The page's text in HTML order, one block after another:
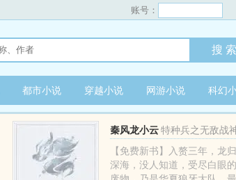
账号：
都市小说 穿越小说 网游小说 科幻
特种兵之无敌战
秦风龙小云
【免费新书】入赘三年，龙归
深海，没人知道，受尽白眼的